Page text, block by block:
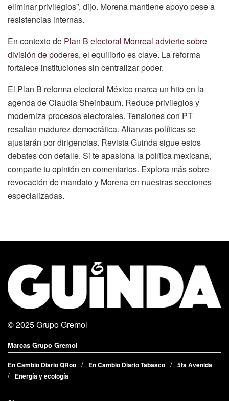
eliminar privilegios”, dijo. Morena mantiene apoyo pese a
resistencias internas.
En contexto de Plan B electoral Monreal advierte sobre
división de poderes, el equilibrio es clave. La reforma
fortalece instituciones sin centralizar poder.
El Plan B reforma electoral México marca un hito en la
agenda de Claudia Sheinbaum. Reduce privilegios y
moderniza procesos electorales. Tensiones con PT
resaltan madurez democrática. Alianzas políticas se
ajustarán por dirigencias. Revista Guinda sigue estos
debates con detalle. Si te apasiona la política mexicana,
comparte tu opinión en comentarios. Explora más sobre
revocación de mandato y Morena en nuestras secciones
especializadas.
© 2025Grupo Gremol
Marcas Grupo Gremol
En Cambio Diario QRoo En Cambio Diario Tabasco
5ta Avenida
Energía y ecología